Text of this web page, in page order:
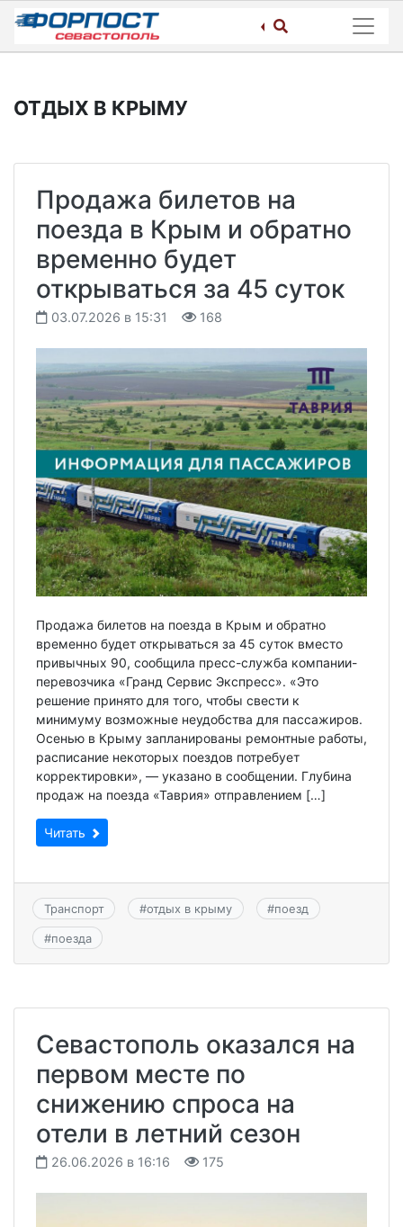
Skip
content
ОТДЫХ В КРЫМУ
Продажа билетов на
поезда в Крым и обратно
временно будет
открываться за 45 суток
03.07.2026 в 15:31 168
Продажа билетов на поезда в Крым и обратно
временно будет открываться за 45 суток вместо
привычных 90, сообщила пресс-служба компании-
перевозчика «Гранд Сервис Экспресс». «Это
решение принято для того, чтобы свести к
минимуму возможные неудобства для пассажиров.
Осенью в Крыму запланированы ремонтные работы,
расписание некоторых поездов потребует
корректировки», — указано в сообщении. Глубина
продаж на поезда «Таврия» отправлением […]
Читать
Транспорт #отдых в крыму #поезд
#поезда
Севастополь оказался на
первом месте по
снижению спроса на
отели в летний сезон
26.06.2026 в 16:16 175